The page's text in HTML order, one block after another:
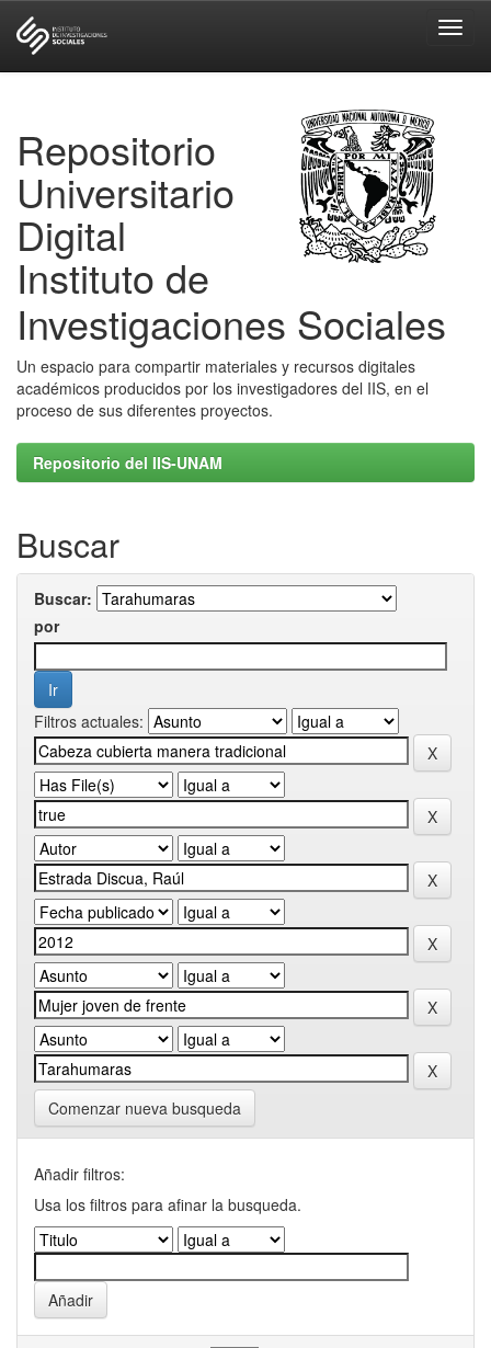
Repositorio
Universitario
Digital
Instituto de
Investigaciones Sociales
Un espacio para compartir materiales y recursos digitales
académicos producidos por los investigadores del IIS, en el
proceso de sus diferentes proyectos.
Repositorio del IIS-UNAM
Buscar
Buscar:
por
Filtros actuales:
Comenzar nueva busqueda
Añadir filtros:
Usa los filtros para afinar la busqueda.